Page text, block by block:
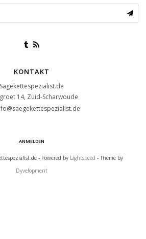
KONTAKT
Sägekettespezialist.de
14, Zuid-Scharwoude
ANMELDEN
- Powered by Lightspeed - Theme by
Dyvelopment